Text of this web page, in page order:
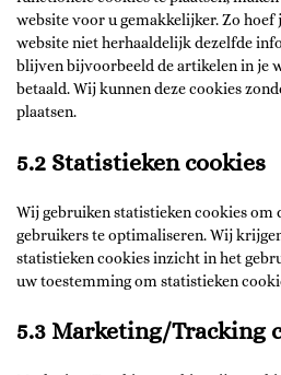
website voor u gemakkelijker. Zo hoef
website niet herhaaldelijk dezelfde
blijven bijvoorbeeld de artikelen in je
betaald. Wij kunnen deze cookies
plaatsen.
5.2 Statistieken cookies
Wij gebruiken statistieken cookies om
gebruikers te optimaliseren. Wij
statistieken cookies inzicht in het
uw toestemming om statistieken
5.3 Marketing/Tracking